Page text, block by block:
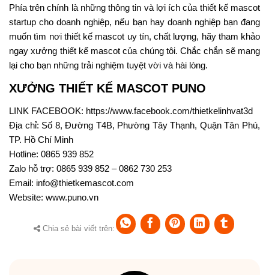
Phía trên chính là những thông tin và lợi ích của thiết kế mascot
startup cho doanh nghiệp, nếu bạn hay doanh nghiệp bạn đang
muốn tìm nơi thiết kế mascot uy tín, chất lượng, hãy tham khảo
ngay xưởng thiết kế mascot của chúng tôi. Chắc chắn sẽ mang
lại cho bạn những trải nghiệm tuyệt vời và hài lòng.
XƯỞNG THIẾT KẾ MASCOT PUNO
LINK FACEBOOK: https://www.facebook.com/thietkelinhvat3d
Địa chỉ: Số 8, Đường T4B, Phường Tây Thạnh, Quận Tân Phú,
TP. Hồ Chí Minh
Hotline: 0865 939 852
Zalo hỗ trợ: 0865 939 852 – 0862 730 253
Email: info@thietkemascot.com
Website: www.puno.vn
Chia sẻ bài viết trên: